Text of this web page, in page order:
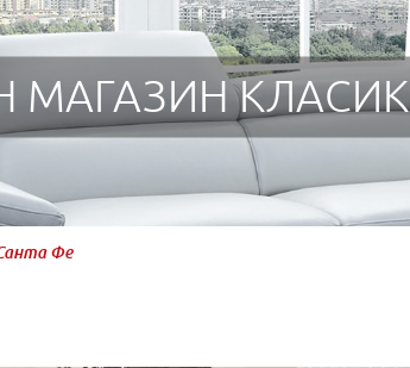
МАГАЗИН КЛАСИК
Фе